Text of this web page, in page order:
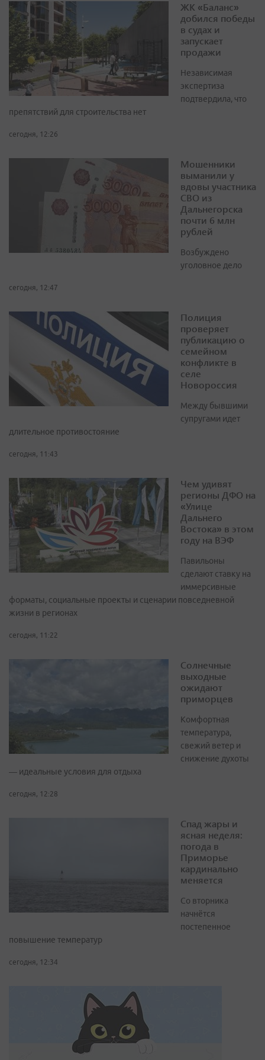
ЖК «Баланс»
добился победы
в судах и
запускает
продажи
Независимая
экспертиза
подтвердила, что
препятствий для строительства нет
сегодня, 12:26
Мошенники
выманили у
вдовы участника
СВО из
Дальнегорска
почти 6 млн
рублей
Возбуждено
уголовное дело
сегодня, 12:47
Полиция
проверяет
публикацию о
семейном
конфликте в
селе
Новороссия
Между бывшими
супругами идет
длительное противостояние
сегодня, 11:43
Чем удивят
регионы ДФО на
«Улице
Дальнего
Востока» в этом
году на ВЭФ
Павильоны
сделают ставку на
иммерсивные
форматы, социальные проекты и сценарии повседневной
жизни в регионах
сегодня, 11:22
Солнечные
выходные
ожидают
приморцев
Комфортная
температура,
свежий ветер и
снижение духоты
— идеальные условия для отдыха
сегодня, 12:28
Спад жары и
ясная неделя:
погода в
Приморье
кардинально
меняется
Со вторника
начнётся
постепенное
повышение температур
сегодня, 12:34